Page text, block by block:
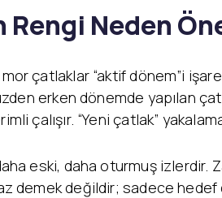
Neden
mor çatlaklar “aktif dönem”i
erken dönemde yapılan
çalışır. “Yeni çatlak”
eski, daha oturmuş izlerdir.
demek değildir; sadece